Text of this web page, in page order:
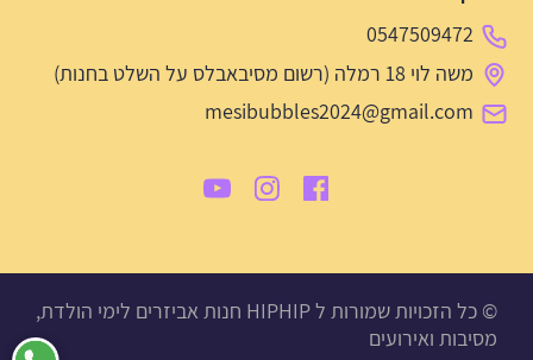
0547509472
משה לוי 18 רמלה (רשום מסיבאבלס על השלט בחנות)
mesibubbles2024@gmail.com
© כל הזכויות שמורות ל HIPHIP חנות אביזרים לימי הולדת,
מסיבות ואירועים